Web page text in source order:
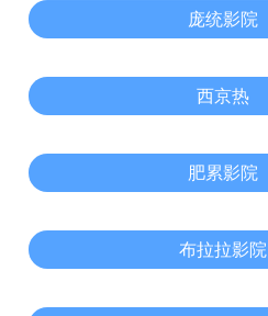
庞统影院
西京热
肥累影院
布拉拉影院